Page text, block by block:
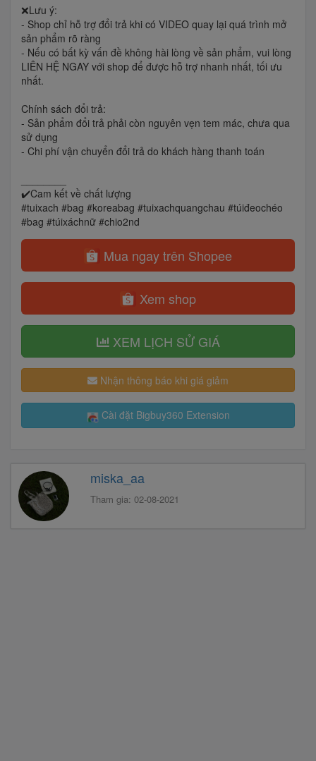
❌Lưu ý:
- Shop chỉ hỗ trợ đổi trả khi có VIDEO quay lại quá trình mở
sản phẩm rõ ràng
- Nếu có bất kỳ vấn đề không hài lòng về sản phẩm, vui lòng
LIÊN HỆ NGAY với shop để được hỗ trợ nhanh nhất, tối ưu
nhất.
Chính sách đổi trả:
- Sản phẩm đổi trả phải còn nguyên vẹn tem mác, chưa qua
sử dụng
- Chi phí vận chuyển đổi trả do khách hàng thanh toán
✔️Cam kết về chất lượng
#tuixach #bag #koreabag #tuixachquangchau #túiđeochéo
#bag #túixáchnữ #chio2nd
Mua ngay trên Shopee
Xem shop
XEM LỊCH SỬ GIÁ
Nhận thông báo khi giá giảm
Cài đặt Bigbuy360 Extension
miska_aa
Tham gia: 02-08-2021